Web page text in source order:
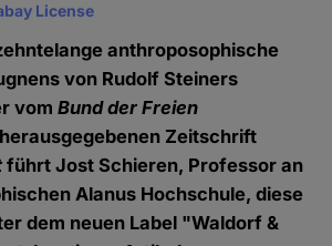
License
anthroposophische
von Rudolf Steiners
vomBund der Freien
herausgegebenen Zeitschrift
führt Jost Schieren, Professor an
Alanus Hochschule, diese
dem neuen Label "Waldorf &